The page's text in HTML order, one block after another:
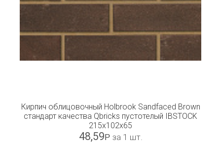
Кирпич облицовочный Holbrook Sandfaced Brown
стандарт качества Qbricks пустотелый IBSTOCK
215x102x65
48,59Р за 1 шт.